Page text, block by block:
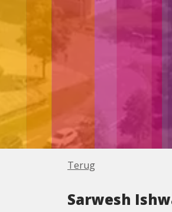
Terug
Sarwesh